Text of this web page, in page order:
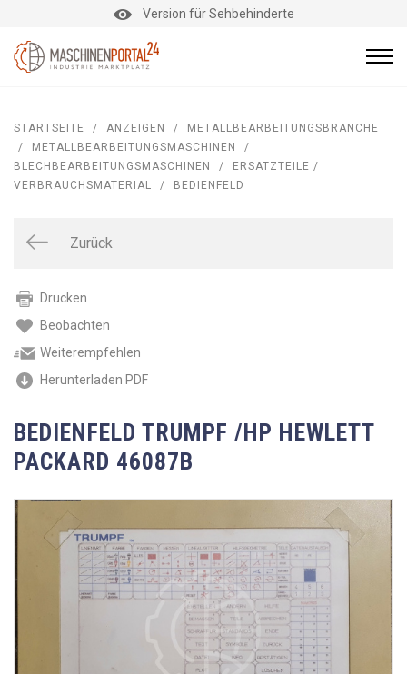
Version für Sehbehinderte
STARTSEITE / ANZEIGEN /
METALLBEARBEITUNGSBRANCHE
/
METALLBEARBEITUNGSMASCHINEN
/
BLECHBEARBEITUNGSMASCHINEN
/
ERSATZTEILE /
VERBRAUCHSMATERIAL
/ BEDIENFELD
Zurück
Drucken
Beobachten
Weiterempfehlen
Herunterladen PDF
BEDIENFELD TRUMPF /HP HEWLETT
PACKARD 46087B